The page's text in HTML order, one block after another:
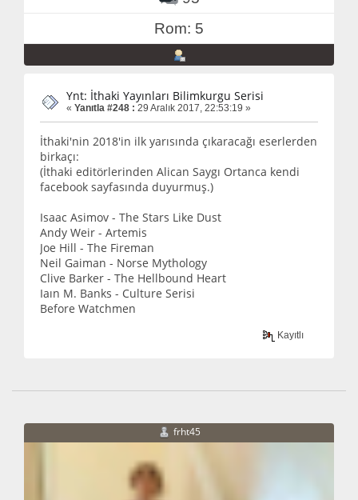
Rom: 5
Ynt: İthaki Yayınları Bilimkurgu Serisi
« Yanıtla #248 : 29 Aralık 2017, 22:53:19 »
İthaki'nin 2018'in ilk yarısında çıkaracağı eserlerden
birkaçı:
(İthaki editörlerinden Alican Saygı Ortanca kendi
facebook sayfasında duyurmuş.)
Isaac Asimov - The Stars Like Dust
Andy Weir - Artemis
Joe Hill - The Fireman
Neil Gaiman - Norse Mythology
Clive Barker - The Hellbound Heart
Iaın M. Banks - Culture Serisi
Before Watchmen
Kayıtlı
frht45